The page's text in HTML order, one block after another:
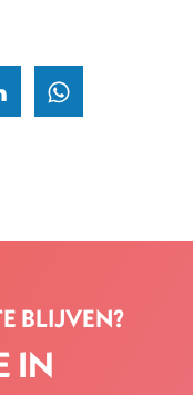
BLIJVEN?
IN